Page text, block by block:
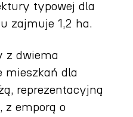
typowej dla
zajmuje 1,2 ha.
z dwiema
mieszkań dla
reprezentacyjną
z emporą o